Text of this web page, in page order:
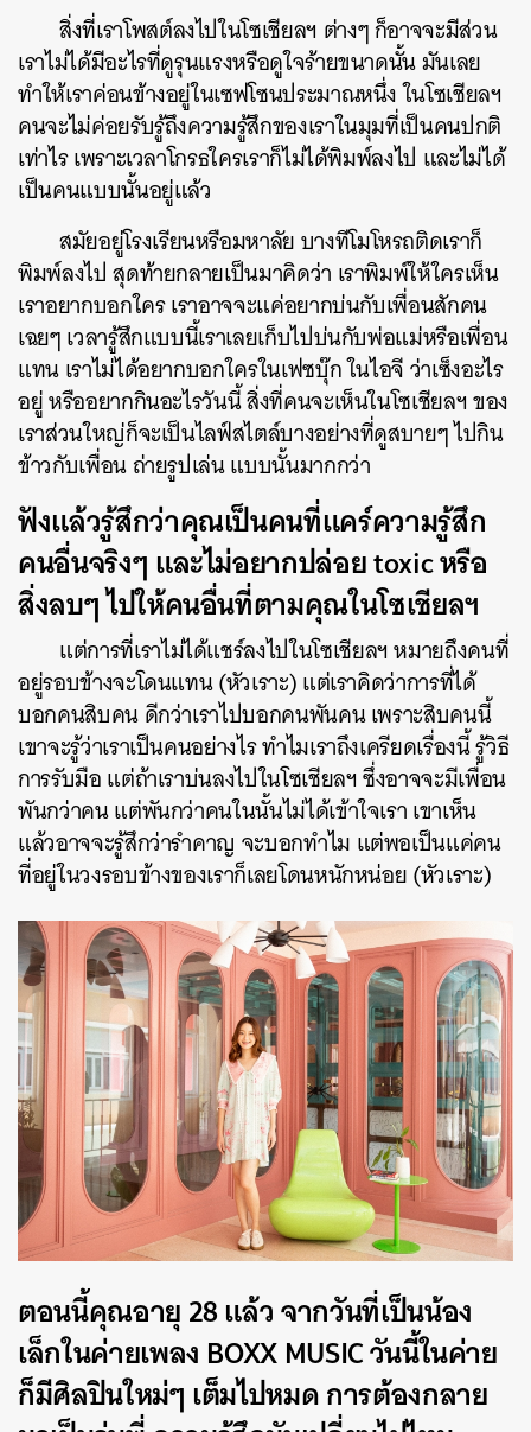
สิ่งที่เราโพสต์ลงไปในโซเชียลฯ ต่างๆ ก็อาจจะมีส่วน
เราไม่ได้มีอะไรที่ดูรุนแรงหรือดูใจร้ายขนาดนั้น มันเลย
ทำให้เราค่อนข้างอยู่ในเซฟโซนประมาณหนึ่ง ในโซเชียลฯ
คนจะไม่ค่อยรับรู้ถึงความรู้สึกของเราในมุมที่เป็นคนปกติ
เท่าไร เพราะเวลาโกรธใครเราก็ไม่ได้พิมพ์ลงไป และไม่ได้
เป็นคนแบบนั้นอยู่แล้ว
สมัยอยู่โรงเรียนหรือมหาลัย บางทีโมโหรถติดเราก็
พิมพ์ลงไป สุดท้ายกลายเป็นมาคิดว่า เราพิมพ์ให้ใครเห็น
เราอยากบอกใคร เราอาจจะแค่อยากบ่นกับเพื่อนสักคน
เฉยๆ เวลารู้สึกแบบนี้เราเลยเก็บไปบ่นกับพ่อแม่หรือเพื่อน
แทน เราไม่ได้อยากบอกใครในเฟซบุ๊ก ในไอจี ว่าเซ็งอะไร
อยู่ หรืออยากกินอะไรวันนี้ สิ่งที่คนจะเห็นในโซเชียลฯ ของ
เราส่วนใหญ่ก็จะเป็นไลฟ์สไตล์บางอย่างที่ดูสบายๆ ไปกิน
ข้าวกับเพื่อน ถ่ายรูปเล่น แบบนั้นมากกว่า
ฟังแล้วรู้สึกว่าคุณเป็นคนที่แคร์ความรู้สึก
คนอื่นจริงๆ และไม่อยากปล่อย toxic หรือ
สิ่งลบๆ ไปให้คนอื่นที่ตามคุณในโซเชียลฯ
แต่การที่เราไม่ได้แชร์ลงไปในโซเชียลฯ หมายถึงคนที่
อยู่รอบข้างจะโดนแทน (หัวเราะ) แต่เราคิดว่าการที่ได้
บอกคนสิบคน ดีกว่าเราไปบอกคนพันคน เพราะสิบคนนี้
เขาจะรู้ว่าเราเป็นคนอย่างไร ทำไมเราถึงเครียดเรื่องนี้ รู้วิธี
การรับมือ แต่ถ้าเราบ่นลงไปในโซเชียลฯ ซึ่งอาจจะมีเพื่อน
พันกว่าคน แต่พันกว่าคนในนั้นไม่ได้เข้าใจเรา เขาเห็น
แล้วอาจจะรู้สึกว่ารำคาญ จะบอกทำไม แต่พอเป็นแค่คน
ที่อยู่ในวงรอบข้างของเราก็เลยโดนหนักหน่อย (หัวเราะ)
ตอนนี้คุณอายุ 28 แล้ว จากวันที่เป็นน้อง
เล็กในค่ายเพลง BOXX MUSIC วันนี้ในค่าย
ก็มีศิลปินใหม่ๆ เต็มไปหมด การต้องกลาย